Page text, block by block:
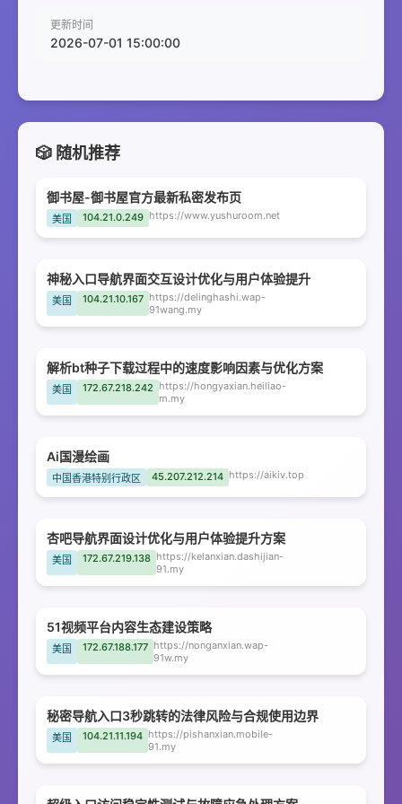
更新时间
2026-07-01 15:00:00
🎲 随机推荐
御书屋-御书屋官方最新私密发布页
美国 104.21.0.249 https://www.yushuroom.net
神秘入口导航界面交互设计优化与用户体验提升
美国 104.21.10.167 https://delinghashi.wap-
91wang.my
解析bt种子下载过程中的速度影响因素与优化方案
美国 172.67.218.242 https://hongyaxian.heiliao-
m.my
Ai国漫绘画
中国香港特别行政区 45.207.212.214 https://aikiv.top
杏吧导航界面设计优化与用户体验提升方案
美国 172.67.219.138 https://kelanxian.dashijian-
91.my
51视频平台内容生态建设策略
美国 172.67.188.177 https://nonganxian.wap-
91w.my
秘密导航入口3秒跳转的法律风险与合规使用边界
美国 104.21.11.194 https://pishanxian.mobile-
91.my